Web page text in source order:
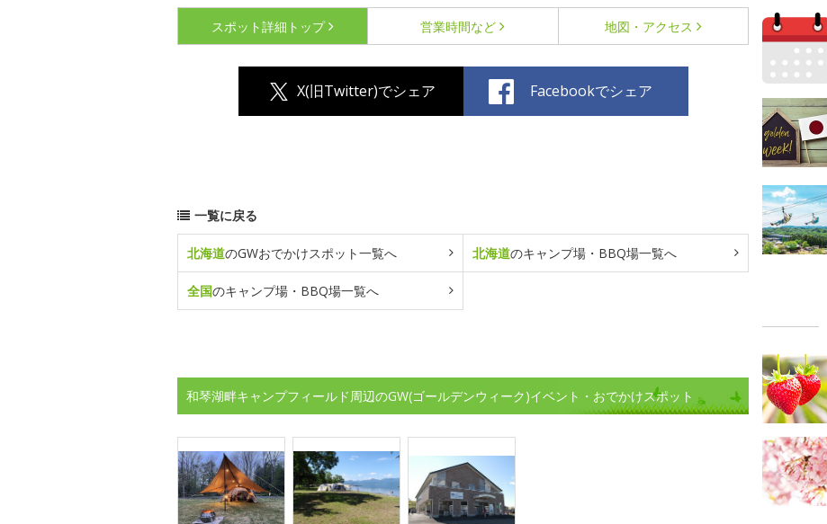
スポット詳細 トップ 営業時間など 地図・アクセス
X(旧Twitter)でシェア Facebookでシェア
一覧に戻る
北海道のGWおでかけスポット一覧へ 北海道のキャンプ場・BBQ場一覧へ
全国のキャンプ場・BBQ場一覧へ
和琴湖畔キャンプフィールド周辺のGW(ゴールデンウィーク)イベント・おでかけスポット